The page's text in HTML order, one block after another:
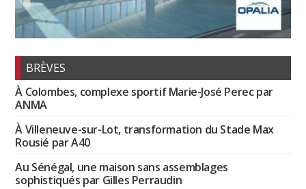
BRÈVES
À Colombes, complexe sportif Marie-José Perec par
ANMA
À Villeneuve-sur-Lot, transformation du Stade Max
Rousié par A40
Au Sénégal, une maison sans assemblages
sophistiqués par Gilles Perraudin